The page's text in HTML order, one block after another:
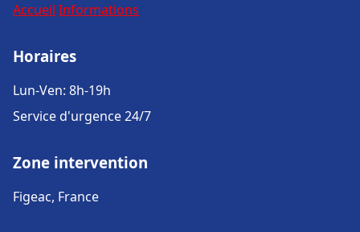
Accueil Informations
Horaires
Lun-Ven: 8h-19h
Service d'urgence 24/7
Zone intervention
Figeac, France